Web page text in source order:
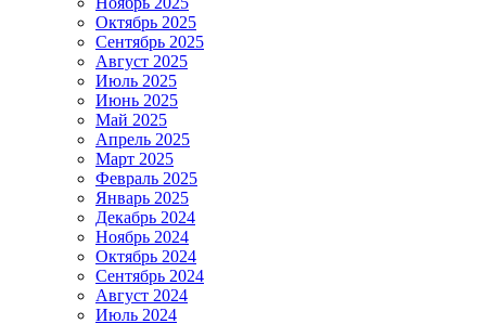
Октябрь 2025
Сентябрь 2025
Август 2025
Июль 2025
Июнь 2025
Май 2025
Апрель 2025
Март 2025
Февраль 2025
Январь 2025
Декабрь 2024
Ноябрь 2024
Октябрь 2024
Сентябрь 2024
Август 2024
Июль 2024